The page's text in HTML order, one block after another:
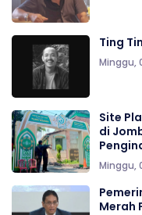
Ting
Minggu,
Site
di
Minggu,
Merah